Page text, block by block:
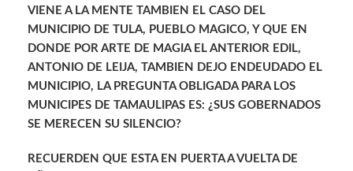
VIENE A LA MENTE TAMBIEN EL CASO DEL
MUNICIPIO DE TULA, PUEBLO MAGICO, Y QUE EN
DONDE POR ARTE DE MAGIA EL ANTERIOR EDIL,
ANTONIO DE LEIJA, TAMBIEN DEJO ENDEUDADO EL
MUNICIPIO, LA PREGUNTA OBLIGADA PARA LOS
MUNICIPES DE TAMAULIPAS ES: ¿SUS GOBERNADOS
SE MERECEN SU SILENCIO?
RECUERDEN QUE ESTA EN PUERTA A VUELTA DE